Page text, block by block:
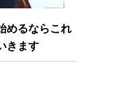
めるならこれ
きます